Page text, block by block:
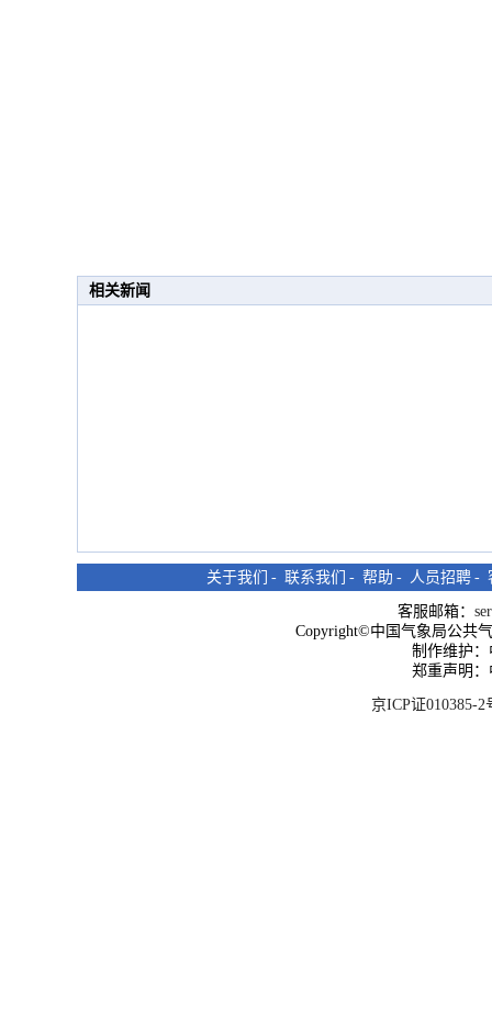
相关新闻
关于我们 - 联系我们 - 帮助 - 人员招聘 -
客服邮箱：
Copyright©中国气象局公共
制作维护
郑重声明
京ICP证010385-2